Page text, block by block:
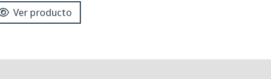
Ver producto